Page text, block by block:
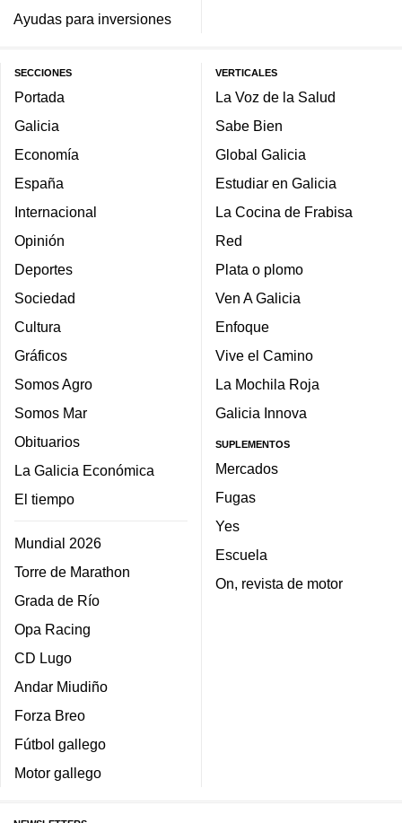
Ayudas para inversiones
SECCIONES
Portada
Galicia
Economía
España
Internacional
Opinión
Deportes
Sociedad
Cultura
Gráficos
Somos Agro
Somos Mar
Obituarios
La Galicia Económica
El tiempo
Mundial 2026
Torre de Marathon
Grada de Río
Opa Racing
CD Lugo
Andar Miudiño
Forza Breo
Fútbol gallego
Motor gallego
VERTICALES
La Voz de la Salud
Sabe Bien
Global Galicia
Estudiar en Galicia
La Cocina de Frabisa
Red
Plata o plomo
Ven A Galicia
Enfoque
Vive el Camino
La Mochila Roja
Galicia Innova
SUPLEMENTOS
Mercados
Fugas
Yes
Escuela
On, revista de motor